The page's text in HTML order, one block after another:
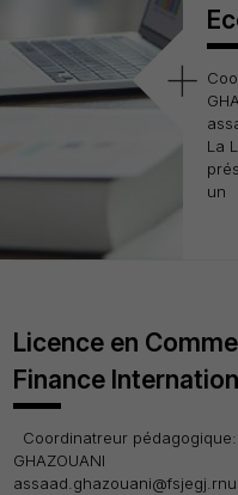
La
un
+
Licence en
Finance
Coordinatreur
GHAZOUANI